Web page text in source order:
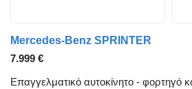
Mercedes-Benz SPRINTER
7.999 €
Επαγγελματικό αυτοκίνητο - φορτηγό